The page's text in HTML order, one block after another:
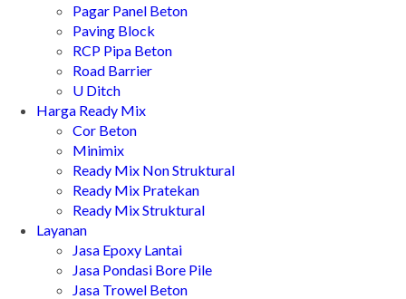
Pagar Panel Beton
Paving Block
RCP Pipa Beton
Road Barrier
U Ditch
Harga Ready Mix
Cor Beton
Minimix
Ready Mix Non Struktural
Ready Mix Pratekan
Ready Mix Struktural
Layanan
Jasa Epoxy Lantai
Jasa Pondasi Bore Pile
Jasa Trowel Beton